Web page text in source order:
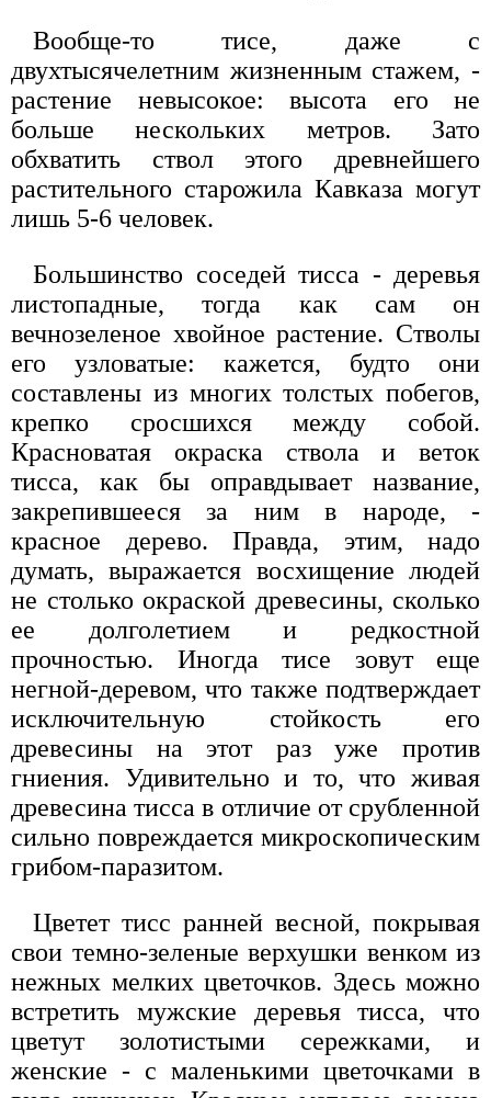
Вообще-то тисе, даже с
двухтысячелетним жизненным стажем, -
растение невысокое: высота его не
больше нескольких метров. Зато
обхватить ствол этого древнейшего
растительного старожила Кавказа могут
лишь 5-6 человек.
Большинство соседей тисса - деревья
листопадные, тогда как сам он
вечнозеленое хвойное растение. Стволы
его узловатые: кажется, будто они
составлены из многих толстых побегов,
крепко сросшихся между собой.
Красноватая окраска ствола и веток
тисса, как бы оправдывает название,
закрепившееся за ним в народе, -
красное дерево. Правда, этим, надо
думать, выражается восхищение людей
не столько окраской древесины, сколько
ее долголетием и редкостной
прочностью. Иногда тисе зовут еще
негной-деревом, что также подтверждает
исключительную стойкость его
древесины на этот раз уже против
гниения. Удивительно и то, что живая
древесина тисса в отличие от срубленной
сильно повреждается микроскопическим
грибом-паразитом.
Цветет тисс ранней весной, покрывая
свои темно-зеленые верхушки венком из
нежных мелких цветочков. Здесь можно
встретить мужские деревья тисса, что
цветут золотистыми сережками, и
женские - с маленькими цветочками в